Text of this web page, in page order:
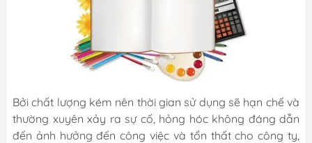
Bởi chất lượng kém nên thời gian sử dụng sẽ hạn chế và
thường xuyên xảy ra sự cố, hỏng hóc không đáng dẫn
đến ảnh hưởng đến công việc và tổn thất cho công ty,